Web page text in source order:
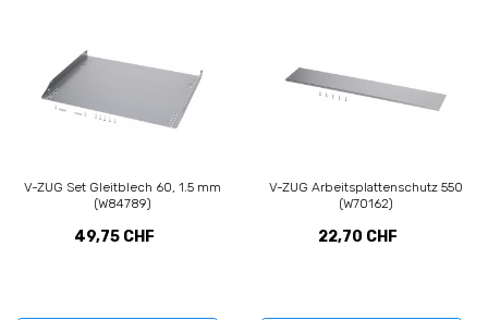
V-ZUG Set Gleitblech 60, 1.5 mm
(W84789)
49,75 CHF
V-ZUG Arbeitsplattenschutz 550
(W70162)
22,70 CHF